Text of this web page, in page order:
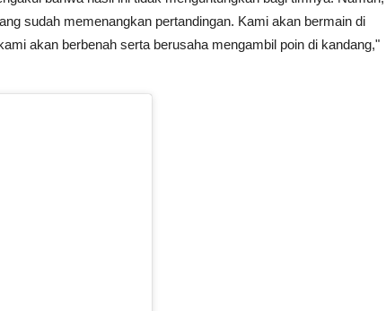
sudah memenangkan pertandingan. Kami akan bermain di
akan berbenah serta berusaha mengambil poin di kandang,"